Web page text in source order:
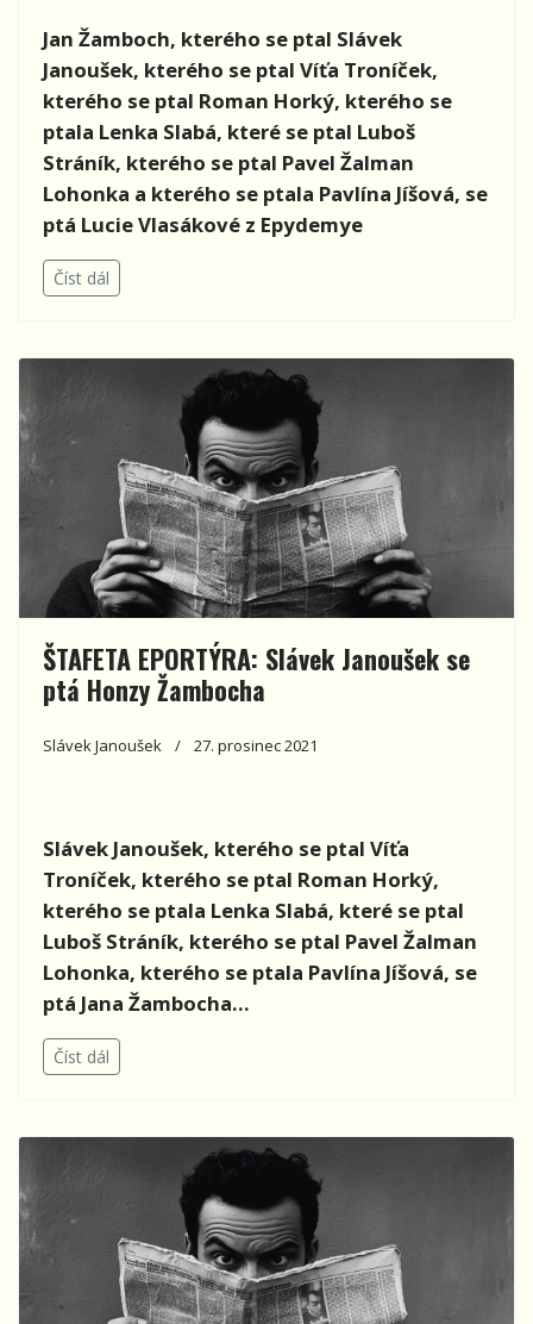
Jan Žamboch, kterého se ptal Slávek
Janoušek, kterého se ptal Víťa Troníček,
kterého se ptal Roman Horký, kterého se
ptala Lenka Slabá, které se ptal Luboš
Stráník, kterého se ptal Pavel Žalman
Lohonka a kterého se ptala Pavlína Jíšová, se
ptá Lucie Vlasákové z Epydemye
Číst dál
ŠTAFETA EPORTÝRA: Slávek Janoušek se
ptá Honzy Žambocha
Slávek Janoušek 27. prosinec 2021
Slávek Janoušek, kterého se ptal Víťa
Troníček, kterého se ptal Roman Horký,
kterého se ptala Lenka Slabá, které se ptal
Luboš Stráník, kterého se ptal Pavel Žalman
Lohonka, kterého se ptala Pavlína Jíšová, se
ptá Jana Žambocha...
Číst dál